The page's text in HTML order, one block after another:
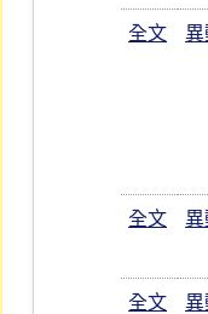
全文 異
全文 異
全文 異